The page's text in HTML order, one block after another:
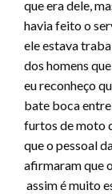
que era dele,
havia feito o
ele estava
dos homens
eu reconheço
bate boca entre
furtos de moto
que o pessoal
afirmaram que
assim é muito